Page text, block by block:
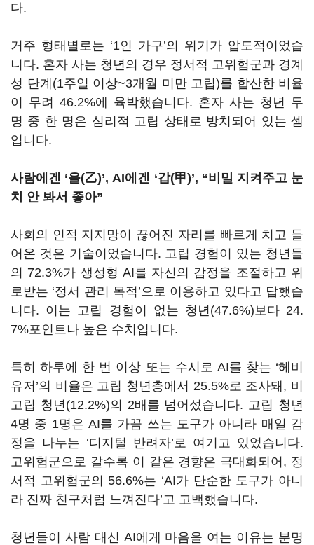
다.
거주 형태별로는 ‘1인 가구’의 위기가 압도적이었습
니다. 혼자 사는 청년의 경우 정서적 고위험군과 경계
성 단계(1주일 이상~3개월 미만 고립)를 합산한 비율
이 무려 46.2%에 육박했습니다. 혼자 사는 청년 두
명 중 한 명은 심리적 고립 상태로 방치되어 있는 셈
입니다.
사람에겐 ‘을(乙)’, AI에겐 ‘갑(甲)’, “비밀 지켜주고 눈
치 안 봐서 좋아”
사회의 인적 지지망이 끊어진 자리를 빠르게 치고 들
어온 것은 기술이었습니다. 고립 경험이 있는 청년들
의 72.3%가 생성형 AI를 자신의 감정을 조절하고 위
로받는 ‘정서 관리 목적’으로 이용하고 있다고 답했습
니다. 이는 고립 경험이 없는 청년(47.6%)보다 24.
7%포인트나 높은 수치입니다.
특히 하루에 한 번 이상 또는 수시로 AI를 찾는 ‘헤비
유저’의 비율은 고립 청년층에서 25.5%로 조사돼, 비
고립 청년(12.2%)의 2배를 넘어섰습니다. 고립 청년
4명 중 1명은 AI를 가끔 쓰는 도구가 아니라 매일 감
정을 나누는 ‘디지털 반려자’로 여기고 있었습니다.
고위험군으로 갈수록 이 같은 경향은 극대화되어, 정
서적 고위험군의 56.6%는 ‘AI가 단순한 도구가 아니
라 진짜 친구처럼 느껴진다’고 고백했습니다.
청년들이 사람 대신 AI에게 마음을 여는 이유는 분명